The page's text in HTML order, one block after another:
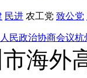
民进 农工党 致公党
民政治协商会议杭
市海外